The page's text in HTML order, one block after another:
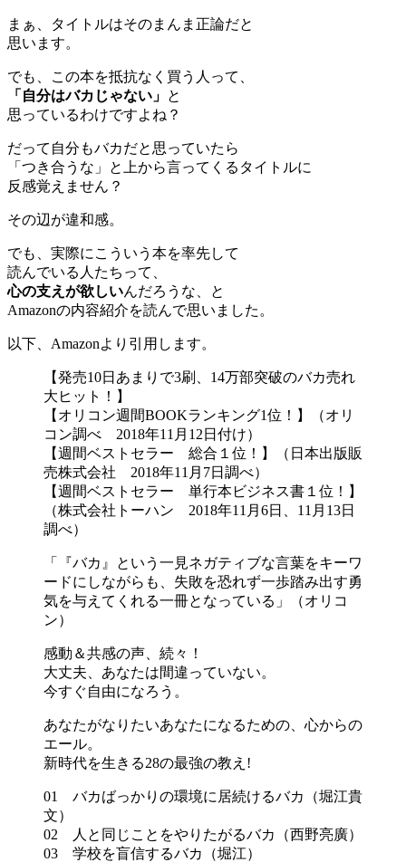
まぁ、タイトルはそのまんま正論だと
思います。
でも、この本を抵抗なく買う人って、
「自分はバカじゃない」 と
思っているわけですよね？
だって自分もバカだと思っていたら
「つき合うな」と上から言ってくるタイトルに
反感覚えません？
その辺が違和感。
でも、実際にこういう本を率先して
読んでいる人たちって、
心の支えが欲しいんだろうな、と
Amazonの内容紹介を読んで思いました。
以下、Amazonより引用します。
【発売10日あまりで3刷、14万部突破のバカ売れ
大ヒット！】
【オリコン週間BOOKランキング1位！】（オリ
コン調べ 2018年11月12日付け）
【週間ベストセラー 総合１位！】（日本出版販
売株式会社 2018年11月7日調べ）
【週間ベストセラー 単行本ビジネス書１位！】
（株式会社トーハン 2018年11月6日、11月13日
調べ）
「『バカ』という一見ネガティブな言葉をキーワ
ードにしながらも、失敗を恐れず一歩踏み出す勇
気を与えてくれる一冊となっている」（オリコ
ン）
感動＆共感の声、続々！
大丈夫、あなたは間違っていない。
今すぐ自由になろう。
あなたがなりたいあなたになるための、心からの
エール。
新時代を生きる28の最強の教え!
01 バカばっかりの環境に居続けるバカ（堀江貴
文）
02 人と同じことをやりたがるバカ（西野亮廣）
03 学校を盲信するバカ（堀江）